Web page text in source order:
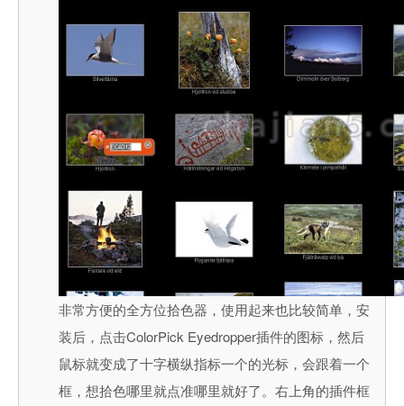
非常方便的全方位拾色器，使用起来也比较简单，安
装后，点击ColorPick Eyedropper插件的图标，然后
鼠标就变成了十字横纵指标一个的光标，会跟着一个
框，想拾色哪里就点准哪里就好了。右上角的插件框